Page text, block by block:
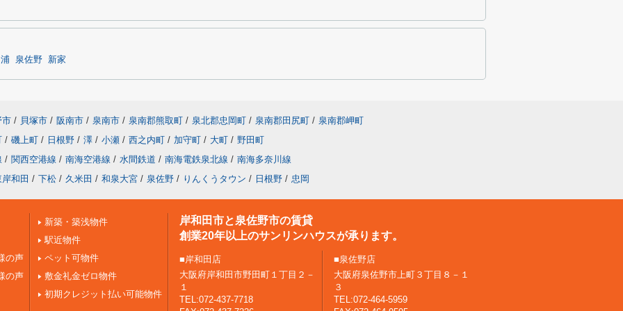
泉佐野 新家
市 / 貝塚市 / 阪南市 / 泉南市 / 泉南郡熊取町 / 泉北郡忠岡町 / 泉南郡田尻町 / 泉南郡岬町
/ 磯上町 / 日根野 / 澤 / 小瀬 / 西之内町 / 加守町 / 大町 / 野田町
/ 関西空港線 / 南海空港線 / 水間鉄道 / 南海電鉄泉北線 / 南海多奈川線
和田 / 下松 / 久米田 / 和泉大宮 / 泉佐野 / りんくうタウン / 日根野 / 忠岡
の声
の声
新築・築浅物件
駅近物件
ペット可物件
敷金礼金ゼロ物件
初期クレジット払い可能物件
岸和田市と泉佐野市の賃貸
創業20年以上のサンリンハウスが承ります。
■岸和田店
大阪府岸和田市野田町１丁目２－
１
TEL:072-437-7718
■泉佐野店
大阪府泉佐野市上町３丁目８－１
３
TEL:072-464-5959